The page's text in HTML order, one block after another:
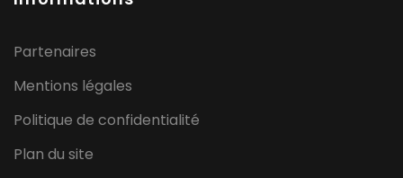
Partenaires
Mentions légales
Politique de confidentialité
Plan du site